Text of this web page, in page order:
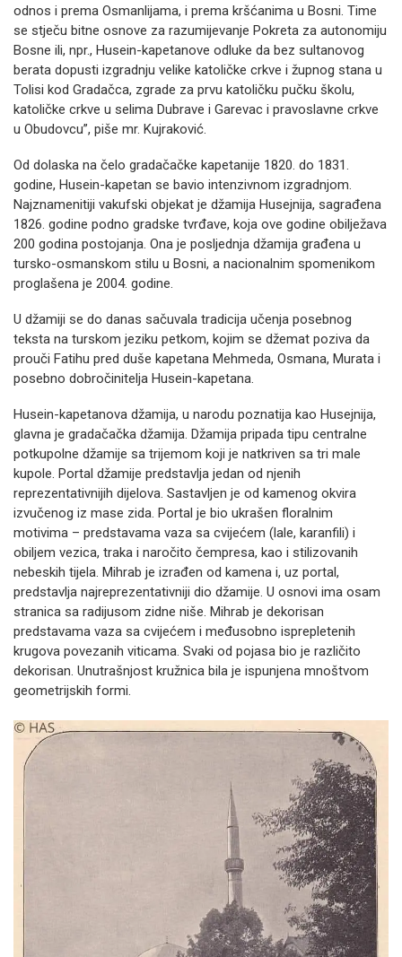
odnos i prema Osmanlijama, i prema kršćanima u Bosni. Time
se stječu bitne osnove za razumijevanje Pokreta za autonomiju
Bosne ili, npr., Husein-kapetanove odluke da bez sultanovog
berata dopusti izgradnju velike katoličke crkve i župnog stana u
Tolisi kod Gradačca, zgrade za prvu katoličku pučku školu,
katoličke crkve u selima Dubrave i Garevac i pravoslavne crkve
u Obudovcu”, piše mr. Kujraković.
Od dolaska na čelo gradačačke kapetanije 1820. do 1831.
godine, Husein-kapetan se bavio intenzivnom izgradnjom.
Najznamenitiji vakufski objekat je džamija Husejnija, sagrađena
1826. godine podno gradske tvrđave, koja ove godine obilježava
200 godina postojanja. Ona je posljednja džamija građena u
tursko-osmanskom stilu u Bosni, a nacionalnim spomenikom
proglašena je 2004. godine.
U džamiji se do danas sačuvala tradicija učenja posebnog
teksta na turskom jeziku petkom, kojim se džemat poziva da
prouči Fatihu pred duše kapetana Mehmeda, Osmana, Murata i
posebno dobročinitelja Husein-kapetana.
Husein-kapetanova džamija, u narodu poznatija kao Husejnija,
glavna je gradačačka džamija. Džamija pripada tipu centralne
potkupolne džamije sa trijemom koji je natkriven sa tri male
kupole. Portal džamije predstavlja jedan od njenih
reprezentativnijih dijelova. Sastavljen je od kamenog okvira
izvučenog iz mase zida. Portal je bio ukrašen floralnim
motivima – predstavama vaza sa cvijećem (lale, karanfili) i
obiljem vezica, traka i naročito čempresa, kao i stilizovanih
nebeskih tijela. Mihrab je izrađen od kamena i, uz portal,
predstavlja najreprezentativniji dio džamije. U osnovi ima osam
stranica sa radijusom zidne niše. Mihrab je dekorisan
predstavama vaza sa cvijećem i međusobno isprepletenih
krugova povezanih viticama. Svaki od pojasa bio je različito
dekorisan. Unutrašnjost kružnica bila je ispunjena mnoštvom
geometrijskih formi.